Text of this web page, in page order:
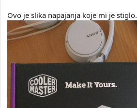
Ovo je slika napajanja koje mi je stiglo.